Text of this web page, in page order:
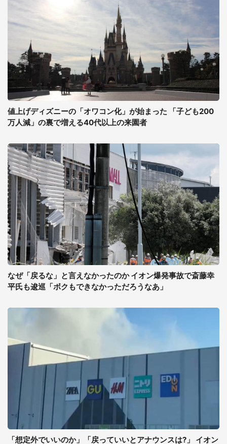
値上げディズニーの「オワコン化」が始まった 「子ども200
万人減」の裏で増える40代以上の来園者
なぜ「戻るな」と言えなかったのか イオン爆発事故で斎藤幸
平氏も逡巡「ボクもできなかっただろうなあ」
「想定外でいいのか」「戻っていいとアナウンスは?」 イオン